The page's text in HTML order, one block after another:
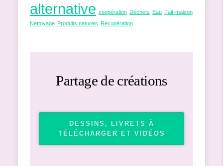
alternative coopération Déchets Eau Fait-maison
Nettoyage Produits naturels Récupération
Partage de créations
DESSINS, LIVRETS À
TÉLÉCHARGER ET VIDÉOS